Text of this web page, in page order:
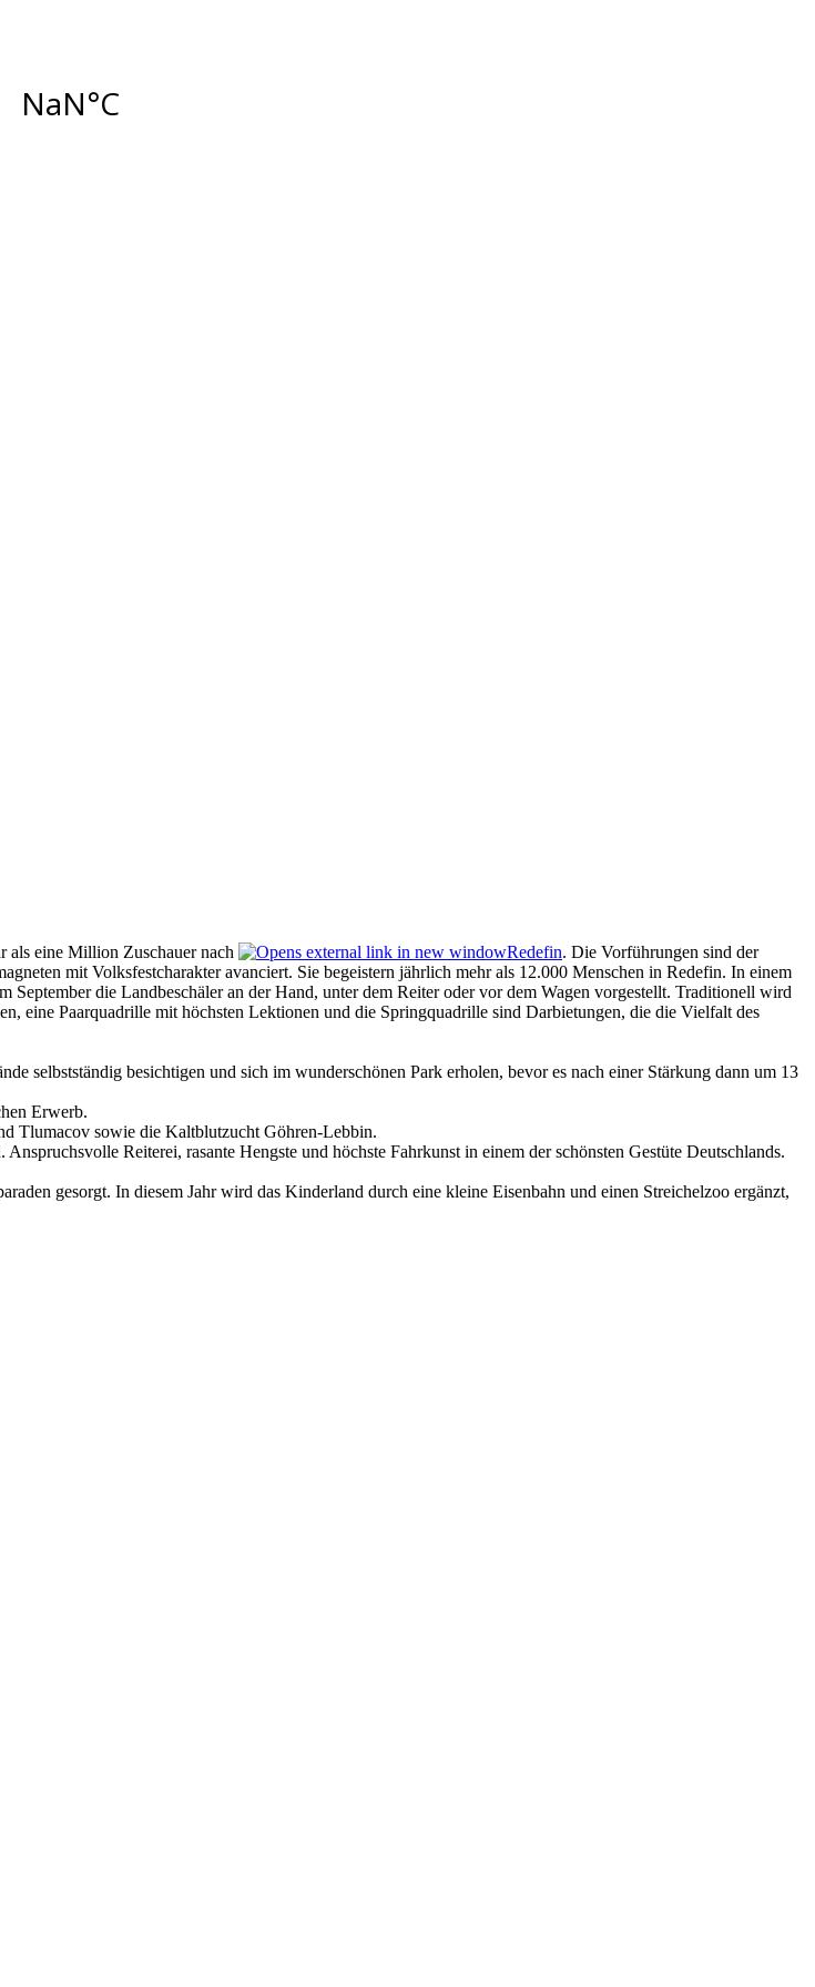
als eine Million Zuschauer nach Redefin. Die Vorführungen sind der
mit Volksfest­charakter avanciert. Sie begeistern jährlich mehr als 12.000 Menschen in Redefin. In einem
die Landbeschäler an der Hand, unter dem Reiter oder vor dem Wagen vorgestellt. Traditionell wird
eine Paar­quadrille mit höchsten Lektionen und die Springquadrille sind Darbietungen, die die Vielfalt des
selbstständig besichtigen und sich im wunderschönen Park erholen, bevor es nach einer Stärkung dann um 13
Erwerb.
Tlumacov sowie die Kaltblutzucht Göhren-Lebbin.
Reiterei, rasante Hengste und höchste Fahrkunst in einem der schönsten Gestüte Deutschlands.
gesorgt. In diesem Jahr wird das Kinderland durch eine kleine Eisenbahn und einen Streichelzoo ergänzt,